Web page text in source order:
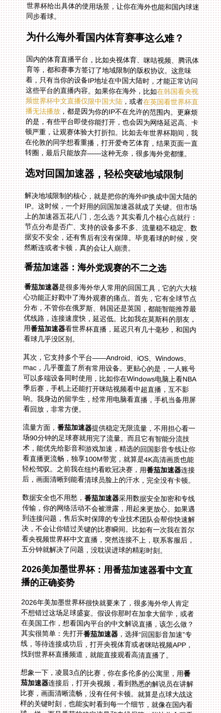
同步看球。
为什么海外看国内体育赛事这么难？
国内的体育直播平台，比如央视体育、咪咕视频、腾讯体
育等，都和赛事方签订了地域限制的版权协议。这意味
着，只有当你的设备IP地址在中国大陆时，才能正常访问
这些平台的直播内容。如果你在海外，比如在韩国看央视
频世界杯中文直播仅限中国大陆，或者在英国看世界杯直
播无法播放，都是因为你的IP不在允许的范围内。更麻烦
的是，有些平台即使你能打开，也会因为网络延迟高、卡
顿严重，让观赛体验大打折扣。比如去年世界杯期间，我
在伦敦的同学想看重播，打开爱奇艺体育，结果页面一直
转圈，最后只能放弃——这种无奈，很多海外党都懂。
选对回国加速器，轻松突破地域限制
解决地域限制的核心，就是把你的海外IP换成中国大陆的
IP。这时候，一个好用的回国加速器就成了关键。但市场
上的加速器五花八门，怎么选？其实看几个核心点就行：
节点分布是否广、支持的设备多不多、流量稳不稳定、数
据安不安全，还有售后有没有保障。毕竟看球的时候，突
然断连或者卡顿，真的会让人崩溃。
番茄加速器：海外党观赛的不二之选
番茄加速器是很多海外华人常用的回国工具，它的六大核
心功能正好戳中了海外观赛的痛点。首先，它有全球节点
分布，不管你在俄罗斯、韩国还是英国，都能智能推荐最
优线路，连接速度快，延迟低。比如我在莫斯科的朋友，
用番茄加速器看世界杯直播，延迟只有几十毫秒，和国内
看球几乎没区别。
其次，它支持多个平台——Android、iOS、Windows、
mac，几乎覆盖了所有常用设备。更贴心的是，一人账号
可以多端设备同时使用，比如你在Windows电脑上看NBA
季后赛，手机上还能打开咪咕视频看中超直播，互不影
响。我身边的留学生，经常用电脑看直播，手机当备用屏
看回放，非常方便。
流量方面，番茄加速器提供稳定无限流量，不用担心看一
场90分钟的足球赛就用完了流量。而且它有智能分流技
术，能优先给影音和游戏加速，精选的回国影音专线让你
看直播更流畅，独享100M带宽，就算是4K高清画质也能
轻松驾驭。之前我在纽约看欧冠决赛，用番茄加速器连接
后，画面清晰到能看清球员脸上的汗水，完全没有卡顿。
数据安全也不用愁，番茄加速器采用数据安全加密和专线
传输，你的网络活动不会被泄露，用起来更放心。如果遇
到连接问题，售后实时保障的专业技术团队会帮你快速解
决，不会让你错过关键的比赛瞬间。比如有一次我在首尔
看央视频世界杯中文直播，突然连接不上，联系客服后，
五分钟就解决了问题，没耽误进球的精彩时刻。
2026美加墨世界杯：用番茄加速器看中文直
播的正确姿势
2026年美加墨世界杯很快就要来了，很多海外华人肯定
不想错过这场足球盛宴。假设你那时在加拿大留学，或者
在美国工作，想看国内平台的中文解说直播，该怎么做？
其实很简单：先打开番茄加速器，选择“回国影音加速”专
线，等待连接成功后，打开央视体育或者咪咕视频APP，
找到世界杯直播频道，就能直接观看高清直播了。
想象一下，凌晨3点的比赛，你在多伦多的公寓里，用番
茄加速器连接后，打开央视频，看到熟悉的解说员在讲解
比赛，画面清晰流畅，没有任何卡顿。就算是点球大战这
样的关键时刻，也能实时看到每一个细节，就像在国内看
球一样。而且番茄的稳定流量和专线保障，能让你全程看
完比赛，不用担心中途断连。到时候，你还可以和国内的
朋友一起连麦看球，分享进球的喜悦——这种体验，真的